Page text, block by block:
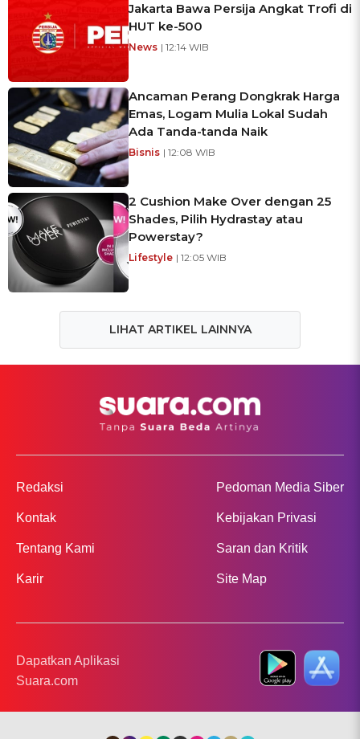
Jakarta Bawa Persija Angkat Trofi di
HUT ke-500
News | 12:14 WIB
Ancaman Perang Dongkrak Harga
Emas, Logam Mulia Lokal Sudah
Ada Tanda-tanda Naik
Bisnis | 12:08 WIB
2 Cushion Make Over dengan 25
Shades, Pilih Hydrastay atau
Powerstay?
Lifestyle | 12:05 WIB
LIHAT ARTIKEL LAINNYA
Redaksi
Kontak
Tentang Kami
Karir
Pedoman Media Siber
Kebijakan Privasi
Saran dan Kritik
Site Map
Dapatkan Aplikasi
Suara.com